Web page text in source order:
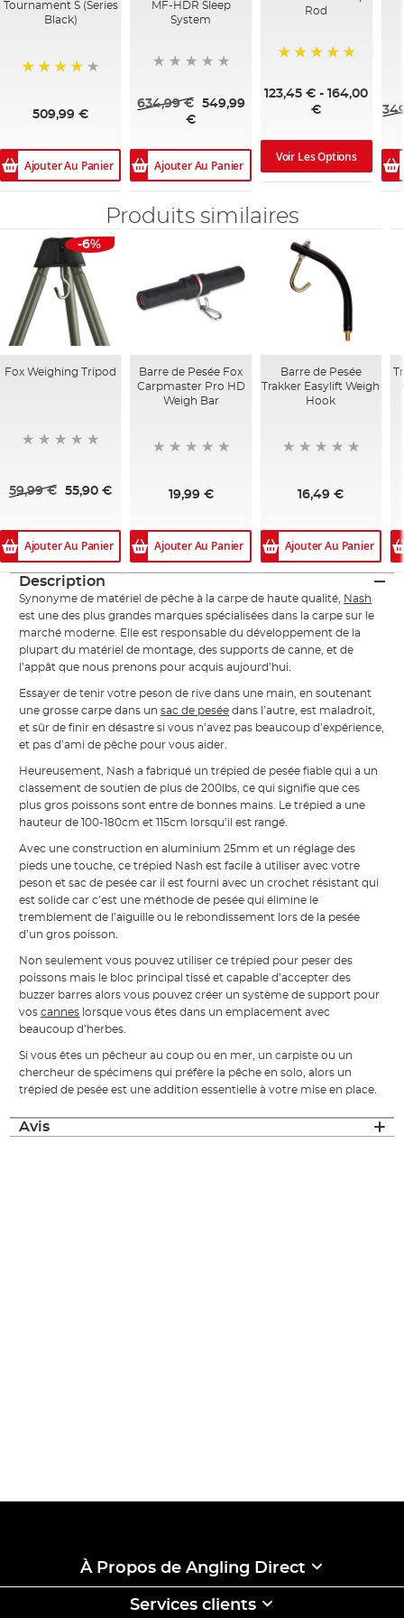
Tournament S (Series
Black)
509,99 €
Ajouter Au Panier
MF-HDR Sleep
System
634,99 €
549,99
€
Ajouter Au Panier
Rod
123,45 € -164,00
€
Voir Les Options
Produits similaires
-6%
Fox Weighing Tripod
59,99 € 55,90 €
Ajouter Au Panier
Barre de Pesée Fox
Carpmaster Pro HD
Weigh Bar
19,99 €
Ajouter Au Panier
Barre de Pesée
Trakker Easylift Weigh
Hook
16,49 €
Ajouter Au Panier
Description
Synonyme de matériel de pêche à la carpe de haute qualité,
Nash
est une des plus grandes marques spécialisées dans la carpe sur le
marché moderne. Elle est responsable du développement de la
plupart du matériel de montage, des supports de canne, et de
l’appât que nous prenons pour acquis aujourd’hui.
Essayer de tenir votre peson de rive dans une main, en soutenant
une grosse carpe dans unsac de pesée dans l’autre, est maladroit,
et sûr de finir en désastre si vous n’avez pas beaucoup d’expérience,
et pas d’ami de pêche pour vous aider.
Heureusement, Nash a fabriqué un trépied de pesée fiable qui a un
classement de soutien de plus de 200lbs, ce qui signifie que ces
plus gros poissons sont entre de bonnes mains. Le trépied a une
hauteur de 100-180cm et 115cm lorsqu’il est rangé.
Avec une construction en aluminium 25mm et un réglage des
pieds une touche, ce trépied Nash est facile à utiliser avec votre
peson et sac de pesée car il est fourni avec un crochet résistant qui
est solide car c’est une méthode de pesée qui élimine le
tremblement de l’aiguille ou le rebondissement lors de la pesée
d’un gros poisson.
Non seulement vous pouvez utiliser ce trépied pour peser des
poissons mais le bloc principal tissé et capable d’accepter des
buzzer barres alors vous pouvez créer un système de support pour
voscannes lorsque vous êtes dans un emplacement avec
beaucoup d’herbes.
Si vous êtes un pêcheur au coup ou en mer, un carpiste ou un
chercheur de spécimens qui préfère la pêche en solo, alors un
trépied de pesée est une addition essentielle à votre mise en place.
Avis
À Propos de Angling Direct
Services clients